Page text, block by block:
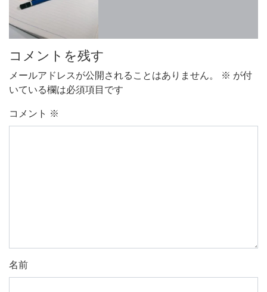
コメントを残す
メールアドレスが公開されることはありません。 ※ が付
いている欄は必須項目です
コメント ※
名前